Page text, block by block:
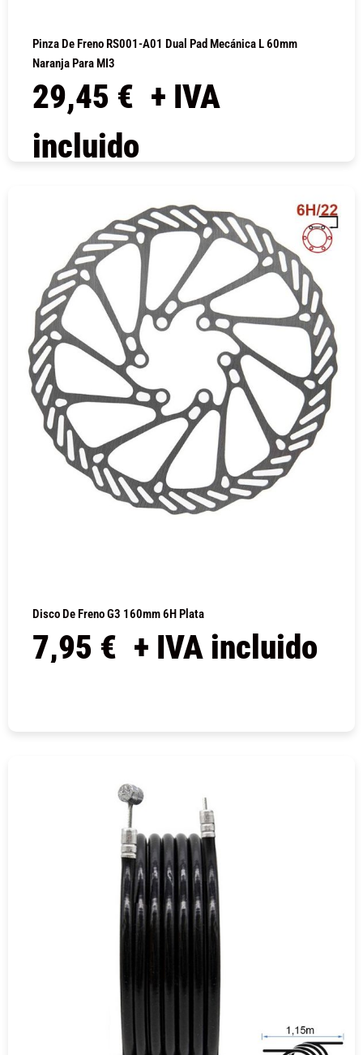
Pinza De Freno RS001-A01 Dual Pad Mecánica L 60mm
Naranja Para MI3
29,45 € + IVA
incluido
Disco De Freno G3 160mm 6H Plata
7,95 € + IVA incluido